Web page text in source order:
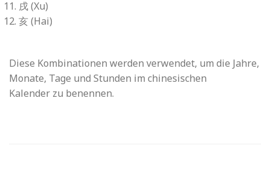
戌 (Xu)
亥 (Hai)
Diese Kombinationen werden verwendet, um die Jahre,
Monate, Tage und Stunden im chinesischen
Kalender zu benennen.